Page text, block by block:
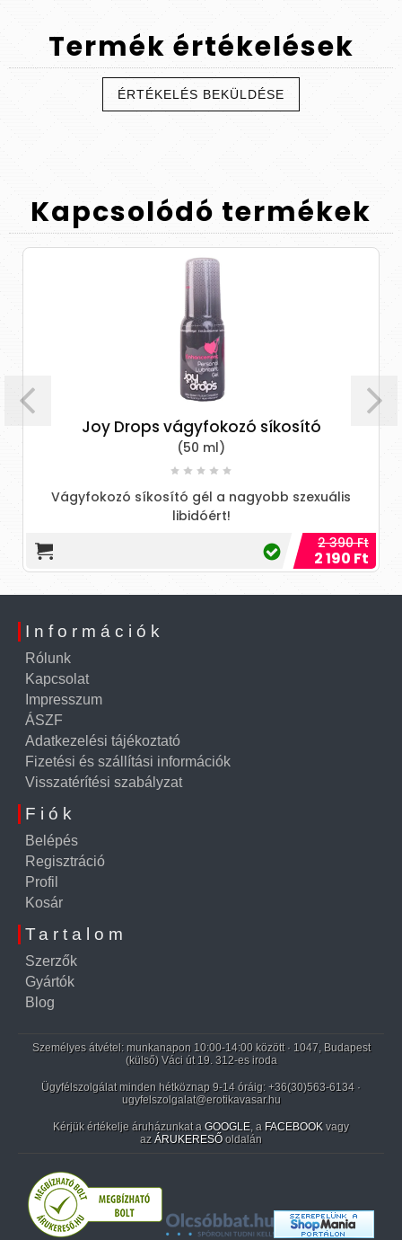
Termék értékelések
ÉRTÉKELÉS BEKÜLDÉSE
Kapcsolódó termékek
Joy Drops vágyfokozó síkosító
(50 ml)
Vágyfokozó síkosító gél a nagyobb szexuális
libidóért!
2 390 Ft
2 190 Ft
Információk
Rólunk
Kapcsolat
Impresszum
ÁSZF
Adatkezelési tájékoztató
Fizetési és szállítási információk
Visszatérítési szabályzat
Fiók
Belépés
Regisztráció
Profil
Kosár
Tartalom
Szerzők
Gyártók
Blog
Személyes átvétel: munkanapon 10:00-14:00 között · 1047, Budapest
(külső) Váci út 19. 312-es iroda
Ügyfélszolgálat minden hétköznap 9-14 óráig: +36(30)563-6134 ·
ugyfelszolgalat@erotikavasar.hu
Kérjük értékelje áruházunkat a GOOGLE, a FACEBOOK vagy
az ÁRUKERESŐ oldalán